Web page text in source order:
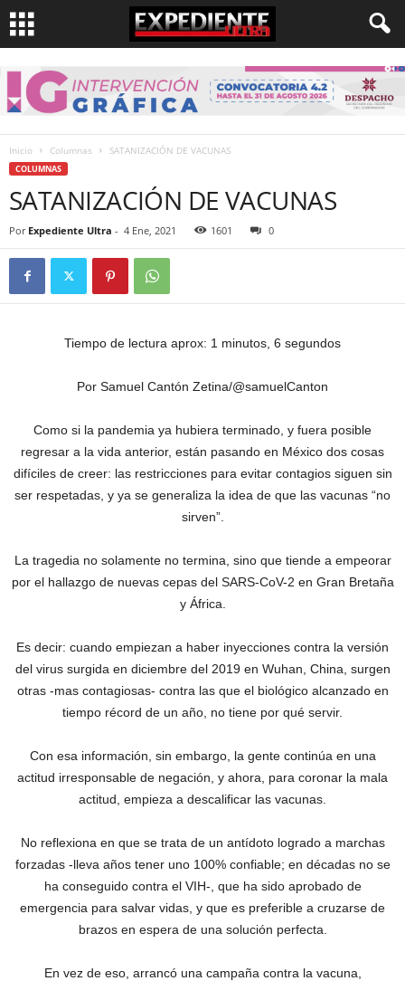
Inicio Columnas SATANIZACIÓN DE VACUNAS
COLUMNAS
SATANIZACIÓN DE VACUNAS
Por Expediente Ultra - 4 Ene, 2021 1601 0
Tiempo de lectura aprox: 1 minutos, 6 segundos
Por Samuel Cantón Zetina/@samuelCanton
Como si la pandemia ya hubiera terminado, y fuera posible
regresar a la vida anterior, están pasando en México dos cosas
difíciles de creer: las restricciones para evitar contagios siguen sin
ser respetadas, y ya se generaliza la idea de que las vacunas “no
sirven”.
La tragedia no solamente no termina, sino que tiende a empeorar
por el hallazgo de nuevas cepas del SARS-CoV-2 en Gran Bretaña
y África.
Es decir: cuando empiezan a haber inyecciones contra la versión
del virus surgida en diciembre del 2019 en Wuhan, China, surgen
otras -mas contagiosas- contra las que el biológico alcanzado en
tiempo récord de un año, no tiene por qué servir.
Con esa información, sin embargo, la gente continúa en una
actitud irresponsable de negación, y ahora, para coronar la mala
actitud, empieza a descalificar las vacunas.
No reflexiona en que se trata de un antídoto logrado a marchas
forzadas -lleva años tener uno 100% confiable; en décadas no se
ha conseguido contra el VIH-, que ha sido aprobado de
emergencia para salvar vidas, y que es preferible a cruzarse de
brazos en espera de una solución perfecta.
En vez de eso, arrancó una campaña contra la vacuna,